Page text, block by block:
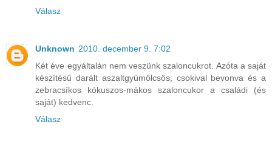
Válasz
Unknown 2010. december 9. 7:02
Két éve egyáltalán nem veszünk szaloncukrot. Azóta a saját
készítésű darált aszaltgyümölcsös, csokival bevonva és a
zebracsíkos kókuszos-mákos szaloncukor a családi (és
saját) kedvenc.
Válasz